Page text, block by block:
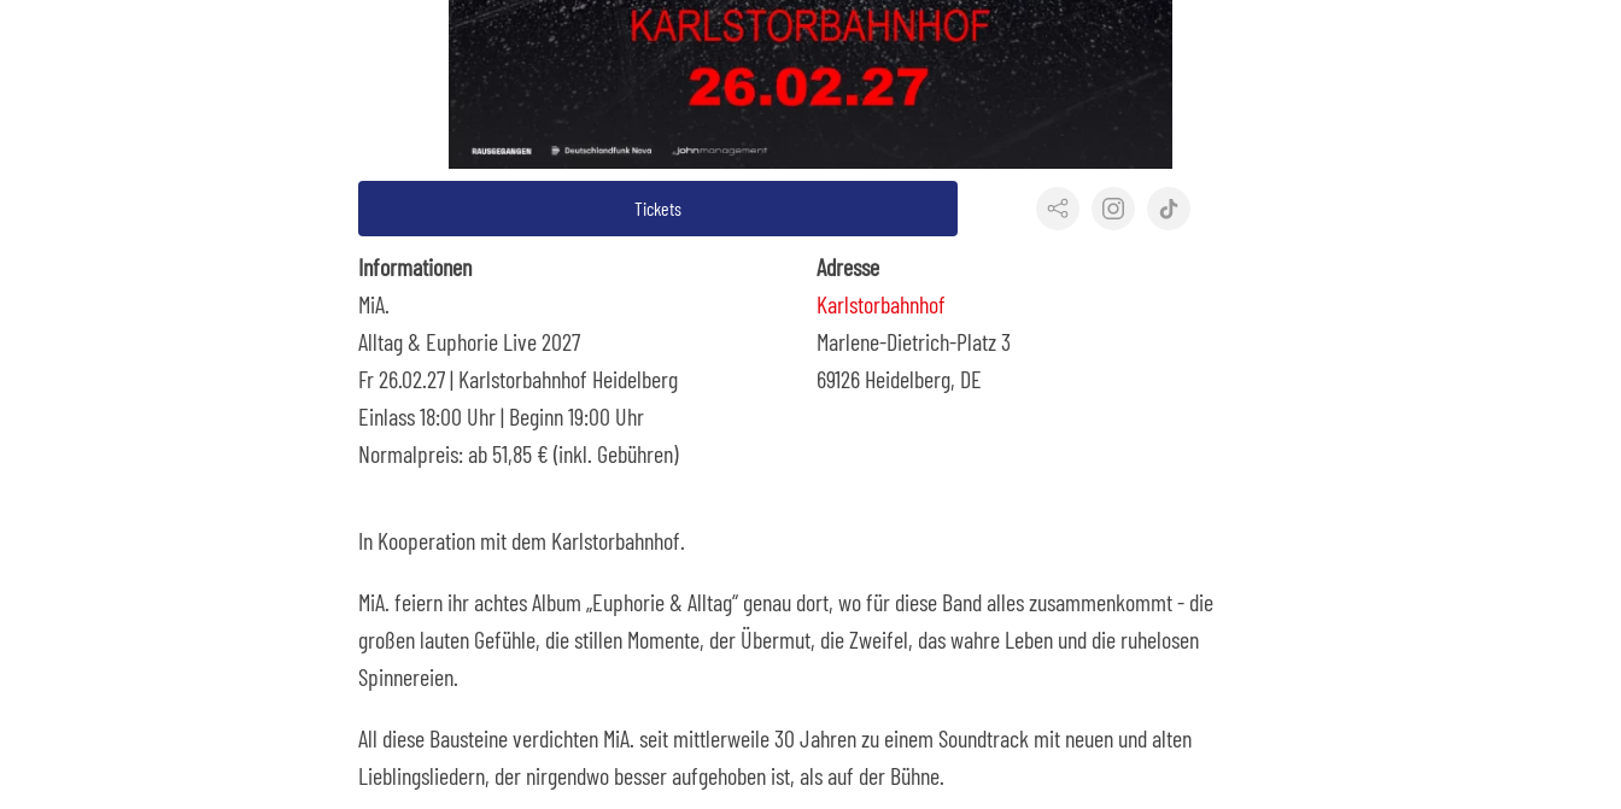
Tickets
Informationen
MiA.
Alltag & Euphorie Live 2027
Fr 26.02.27 | Karlstorbahnhof Heidelberg
Einlass 18:00 Uhr | Beginn 19:00 Uhr
Normalpreis: ab 51,85 € (inkl. Gebühren)
Adresse
Karlstorbahnhof
Marlene-Dietrich-Platz 3
69126 Heidelberg, DE
In Kooperation mit dem Karlstorbahnhof.
MiA. feiern ihr achtes Album „Euphorie & Alltag“ genau dort, wo für diese Band alles zusammenkommt - die
großen lauten Gefühle, die stillen Momente, der Übermut, die Zweifel, das wahre Leben und die ruhelosen
Spinnereien.
All diese Bausteine verdichten MiA. seit mittlerweile 30 Jahren zu einem Soundtrack mit neuen und alten
Lieblingsliedern, der nirgendwo besser aufgehoben ist, als auf der Bühne.